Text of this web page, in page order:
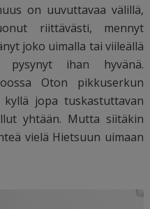
on uuvuttavaa välillä,
riittävästi, mennyt
joko uimalla tai viileällä
pysynyt ihan hyvänä.
Oton pikkuserkun
jopa tuskastuttavan
yhtään. Mutta siitäkin
vielä Hietsuun uimaan